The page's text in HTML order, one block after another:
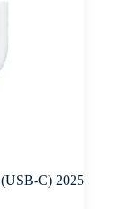
C) 2025